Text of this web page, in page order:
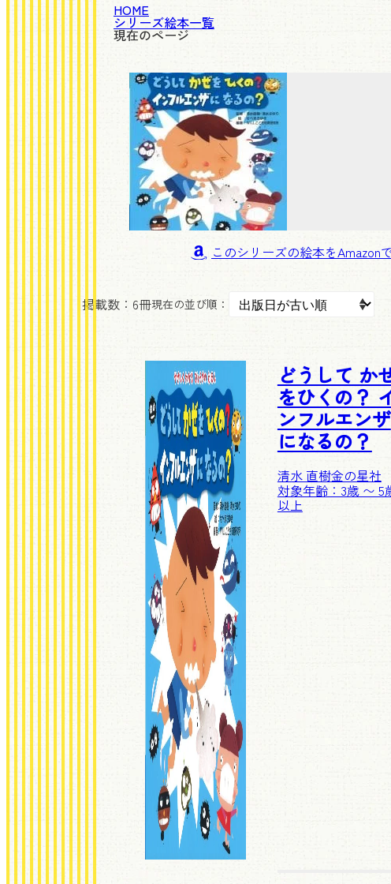
HOME
シリーズ絵本一覧
現在のページ
このシリーズの絵本
掲載数： 6冊現在の並び順：
どうして か
をひくの？
ンフルエンザ
になるの？
清水 直樹金の星社
対象年齢：3歳 〜 5
以上